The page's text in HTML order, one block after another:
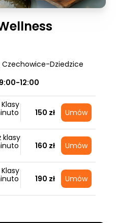
Czechowice-Dziedzice
12:00
150 zł Umów
klasy
160 zł Umów
190 zł Umów